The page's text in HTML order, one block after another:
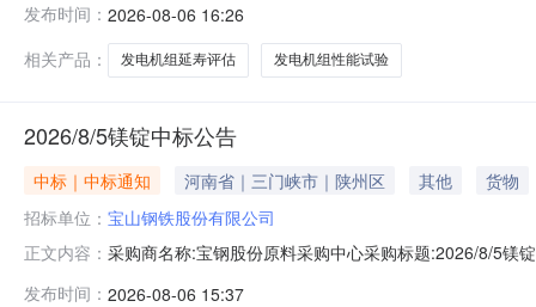
况与招标范围2.1项目地点：上海市宝山区富锦路宝山基
围：1）对
发布时间： 2026-08-06 16:26
相关产品：
发电机组延寿评估 发电机组性能试验
2026/8/5镁锭中标公告
中标｜中标通知 河南省｜三门峡市｜陕州区 其他
货物
招标单位： 宝山钢铁股份有限公司
正文内容： 采购商名称:宝钢股份原料采购中心采购标题:2026/8/5镁
发布时间： 2026-08-06 15:37